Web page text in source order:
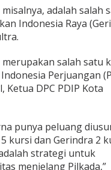
adalah salah
Indonesia Raya
salah satu
Perjuangan
DPC PDIP Kota
punya peluang
kursi dan Gerindra 2
strategi untuk
menjelang Pilkada,”